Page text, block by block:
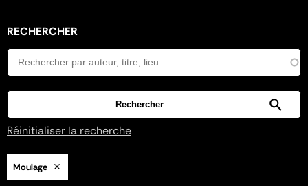
RECHERCHER
Réinitialiser la recherche
Moulage